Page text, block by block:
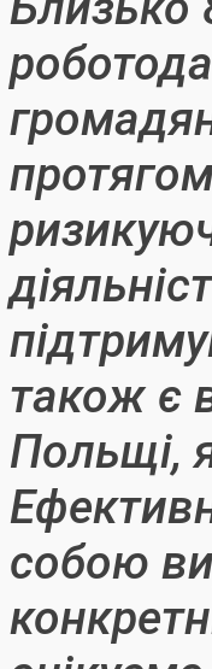
також є
Польщі,
собою